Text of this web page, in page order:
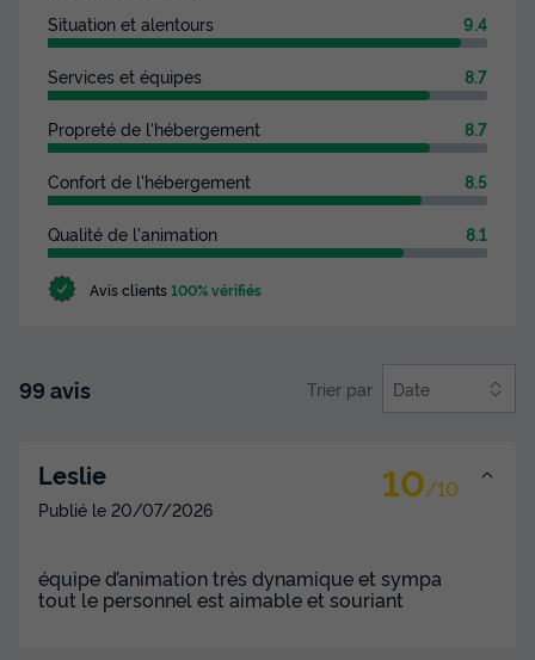
Situation et alentours 9.4
Services et équipes 8.7
Propreté de l'hébergement 8.7
Confort de l'hébergement 8.5
Qualité de l'animation 8.1
Avis clients100% vérifiés
99 avis Trier par Date
Leslie 10/10
Publié le 20/07/2026
équipe d’animation très dynamique et sympa
tout le personnel est aimable et souriant